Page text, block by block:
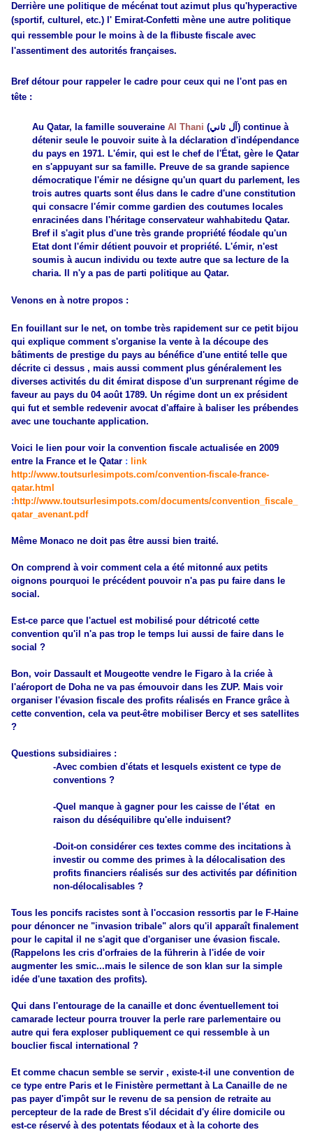
Derrière une politique de mécénat tout azimut plus qu'hyperactive
(sportif, culturel, etc.) l' Emirat-Confetti mène une autre politique
qui ressemble pour le moins à de la flibuste fiscale avec
l'assentiment des autorités françaises.
Bref détour pour rappeler le cadre pour ceux qui ne l'ont pas en
tête :
Au Qatar, la famille souveraine Al Thani (آل ثاني ) continue à
détenir seule le pouvoir suite à la déclaration d'indépendance
du pays en 1971. L'émir, qui est le chef de l'État, gère le Qatar
en s'appuyant sur sa famille. Preuve de sa grande sapience
démocratique l'émir ne désigne qu'un quart du parlement, les
trois autres quarts sont élus dans le cadre d'une constitution
qui consacre l'émir comme gardien des coutumes locales
enracinées dans l'héritage conservateur wahhabitedu Qatar.
Bref il s'agit plus d'une très grande propriété féodale qu'un
Etat dont l'émir détient pouvoir et propriété. L'émir, n'est
soumis à aucun individu ou texte autre que sa lecture de la
charia. Il n'y a pas de parti politique au Qatar.
Venons en à notre propos :
En fouillant sur le net, on tombe très rapidement sur ce petit bijou
qui explique comment s'organise la vente à la découpe des
bâtiments de prestige du pays au bénéfice d'une entité telle que
décrite ci dessus , mais aussi comment plus généralement les
diverses activités du dit émirat dispose d'un surprenant régime de
faveur au pays du 04 août 1789. Un régime dont un ex président
qui fut et semble redevenir avocat d'affaire à baliser les prébendes
avec une touchante application.
Voici le lien pour voir la convention fiscale actualisée en 2009
entre la France et le Qatar : link
http://www.toutsurlesimpots.com/convention-fiscale-france-
qatar.html
: http://www.toutsurlesimpots.com/documents/convention_fiscale_
qatar_avenant.pdf
Même Monaco ne doit pas être aussi bien traité.
On comprend à voir comment cela a été mitonné aux petits
oignons pourquoi le précédent pouvoir n'a pas pu faire dans le
social.
Est-ce parce que l'actuel est mobilisé pour détricoté cette
convention qu'il n'a pas trop le temps lui aussi de faire dans le
social ?
Bon, voir Dassault et Mougeotte vendre le Figaro à la criée à
l'aéroport de Doha ne va pas émouvoir dans les ZUP. Mais voir
organiser l'évasion fiscale des profits réalisés en France grâce à
cette convention, cela va peut-être mobiliser Bercy et ses satellites
?
Questions subsidiaires :
-Avec combien d'états et lesquels existent ce type de
conventions ?
-Quel manque à gagner pour les caisse de l'état en
raison du déséquilibre qu'elle induisent?
-Doit-on considérer ces textes comme des incitations à
investir ou comme des primes à la délocalisation des
profits financiers réalisés sur des activités par définition
non-délocalisables ?
Tous les poncifs racistes sont à l'occasion ressortis par le F-Haine
pour dénoncer ne "invasion tribale" alors qu'il apparaît finalement
pour le capital il ne s'agit que d'organiser une évasion fiscale.
(Rappelons les cris d'orfraies de la führerin à l'idée de voir
augmenter les smic...mais le silence de son klan sur la simple
idée d'une taxation des profits).
Qui dans l'entourage de la canaille et donc éventuellement toi
camarade lecteur pourra trouver la perle rare parlementaire ou
autre qui fera exploser publiquement ce qui ressemble à un
bouclier fiscal international ?
Et comme chacun semble se servir , existe-t-il une convention de
ce type entre Paris et le Finistère permettant à La Canaille de ne
pas payer d'impôt sur le revenu de sa pension de retraite au
percepteur de la rade de Brest s'il décidait d'y élire domicile ou
est-ce réservé à des potentats féodaux et à la cohorte des